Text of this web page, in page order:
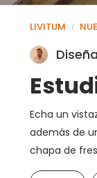
LIVITUM /
Echa un
además de
chapa de